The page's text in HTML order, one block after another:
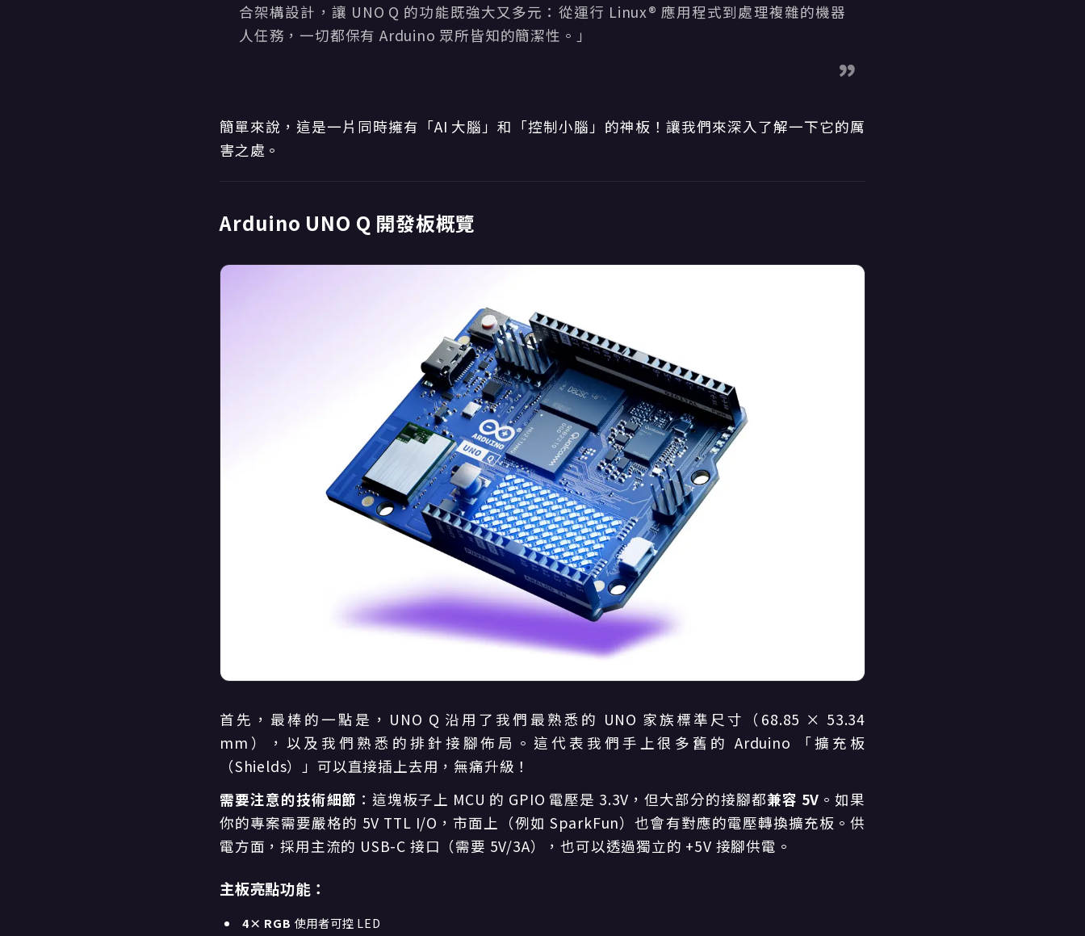
合架構設計，讓 UNO Q 的功能既強大又多元：從運行 Linux® 應用程式到處理複雜的機器
人任務，一切都保有 Arduino 眾所皆知的簡潔性。」
簡單來說，這是一片同時擁有「AI 大腦」和「控制小腦」的神板！讓我們來深入了解一下它的厲
害之處。
Arduino UNO Q 開發板概覽
首先，最棒的一點是，UNO Q 沿用了我們最熟悉的 UNO 家族標準尺寸（68.85 × 53.34
mm），以及我們熟悉的排針接腳佈局。這代表我們手上很多舊的 Arduino 「擴充板
（Shields）」可以直接插上去用，無痛升級！
需要注意的技術細節 ：這塊板子上 MCU 的 GPIO 電壓是 3.3V，但大部分的接腳都兼容 5V 。如果
你的專案需要嚴格的 5V TTL I/O，市面上（例如 SparkFun）也會有對應的電壓轉換擴充板。供
電方面，採用主流的 USB-C 接口（需要 5V/3A），也可以透過獨立的 +5V 接腳供電。
主板亮點功能：
4× RGB 使用者可控 LED